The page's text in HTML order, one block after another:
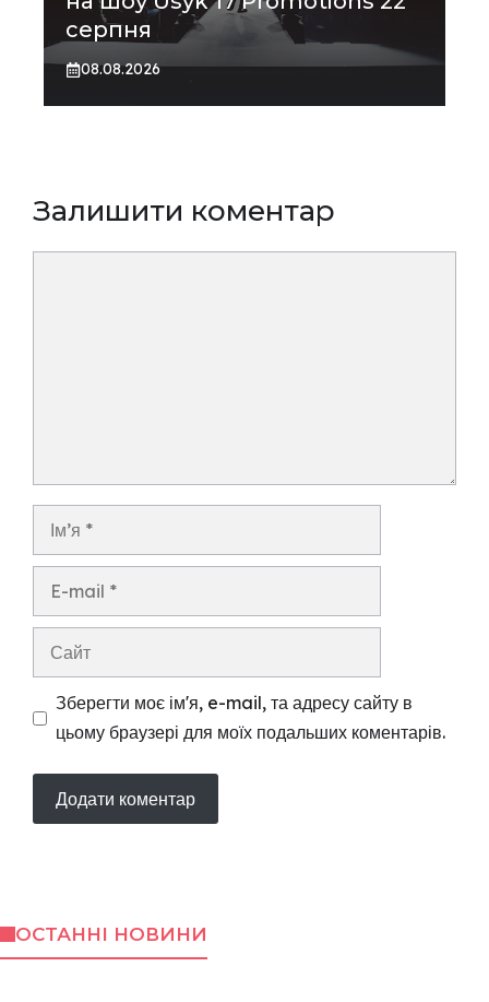
серпня
08.08.2026
Залишити коментар
Ім’я
Сайт
Зберегти моє ім'я, e-mail, та адресу сайту в
цьому браузері для моїх подальших коментарів.
ОСТАННІ НОВИНИ